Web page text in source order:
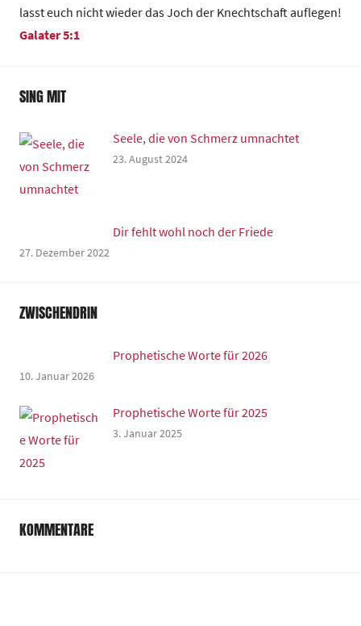
lasst euch nicht wieder das Joch der Knechtschaft auflegen!
Galater 5:1
SING MIT
Seele, die von Schmerz umnachtet
23. August 2024
Dir fehlt wohl noch der Friede
27. Dezember 2022
ZWISCHENDRIN
Prophetische Worte für 2026
10. Januar 2026
Prophetische Worte für 2025
3. Januar 2025
KOMMENTARE